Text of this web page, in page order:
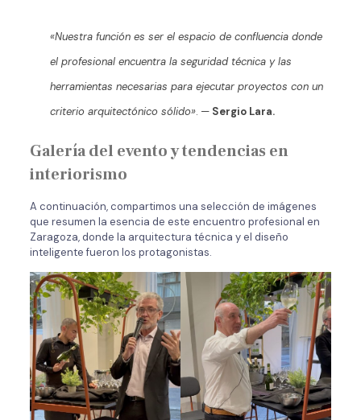
«Nuestra función es ser el espacio de confluencia donde
el profesional encuentra la seguridad técnica y las
herramientas necesarias para ejecutar proyectos con un
criterio arquitectónico sólido». — Sergio Lara.
Galería del evento y tendencias en
interiorismo
A continuación, compartimos una selección de imágenes
que resumen la esencia de este encuentro profesional en
Zaragoza, donde la arquitectura técnica y el diseño
inteligente fueron los protagonistas.